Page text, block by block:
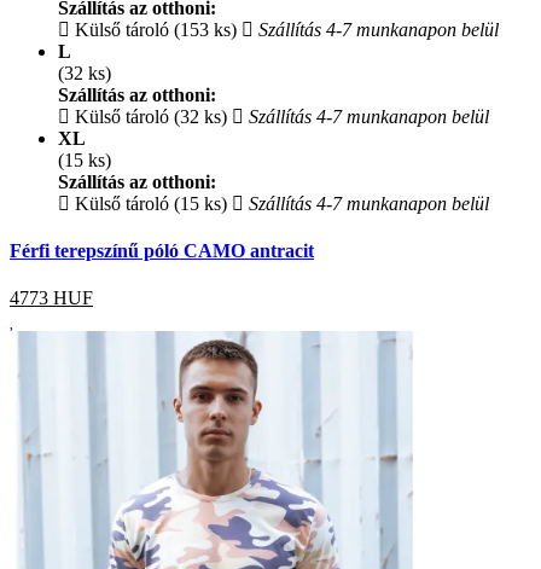
Szállítás az otthoni:
Külső tároló (153 ks)
Szállítás 4-7 munkanapon belül
L
(32 ks)
Szállítás az otthoni:
Külső tároló (32 ks)
Szállítás 4-7 munkanapon belül
XL
(15 ks)
Szállítás az otthoni:
Külső tároló (15 ks)
Szállítás 4-7 munkanapon belül
Férfi terepszínű póló CAMO antracit
4773 HUF